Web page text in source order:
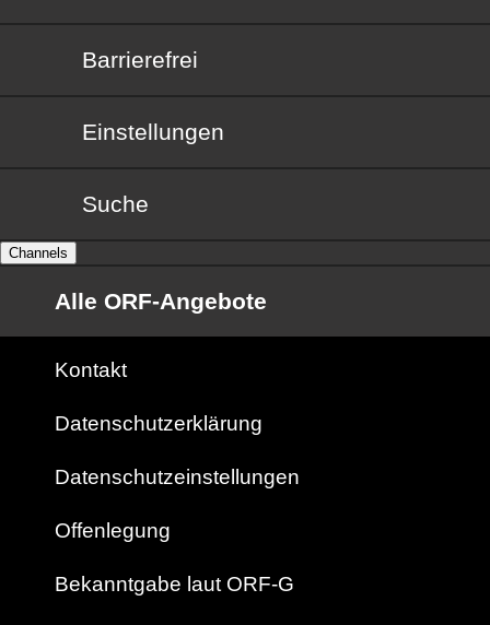
Barrierefrei
Barrierefrei
Einstellungen
Suche
Channels
Alle ORF-Angebote
Kontakt
Datenschutzerklärung
Datenschutzeinstellungen
Offenlegung
Bekanntgabe laut ORF-G